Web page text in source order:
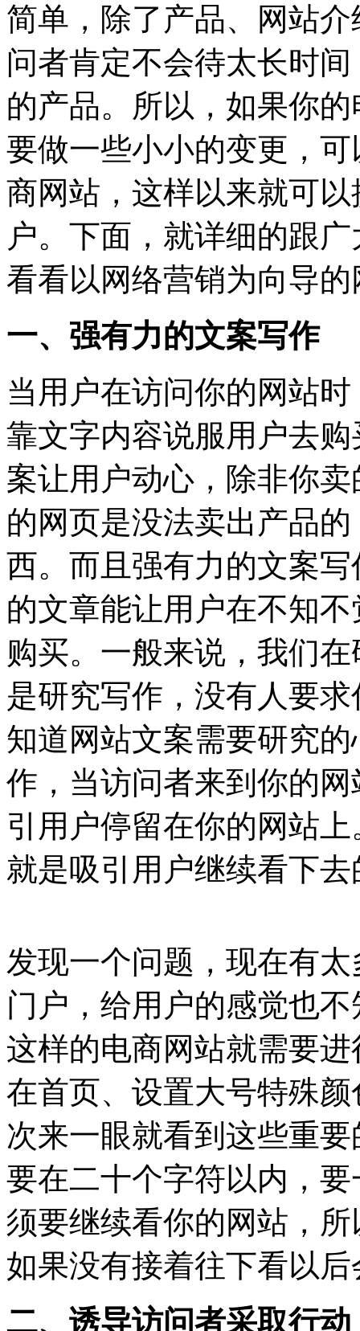
简单，除了产品、网站
问者肯定不会待太长时
的产品。所以，如果你
要做一些小小的变更，
商网站，这样以来就可
户。下面，就详细的跟
看看以网络营销为向导
一、强有力的文案写作
当用户在访问你的网站
靠文字内容说服用户去
案让用户动心，除非你
的网页是没法卖出产品
西。而且强有力的文案
的文章能让用户在不知
购买。 一般来说，我们
是研究写作，没有人要
知道网站文案需要研究
作，当访问者来到你的
引用户停留在你的网站
就是吸引用户继续看下
发现一个问题，现在有
门户，给用户的感觉也
这样的电商网站就需要
在首页、设置大号特殊
次来一眼就看到这些重
要在二十个字符以内，
须要继续看你的网站，
如果没有接着往下看以
二、诱导访问者采取行动